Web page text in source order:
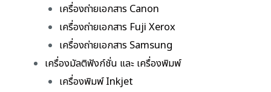
เครื่องถ่ายเอกสาร Canon
เครื่องถ่ายเอกสาร Fuji Xerox
เครื่องถ่ายเอกสาร Samsung
เครื่องมัลติฟังก์ชั่น และ เครื่องพิมพ์
เครื่องพิมพ์ Inkjet